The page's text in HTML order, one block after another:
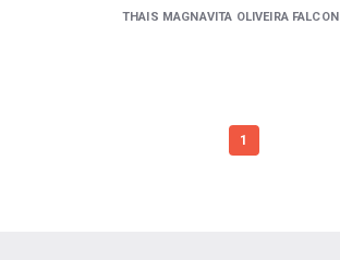
THAIS MAGNAVITA OLIVEIRA FALCON
1